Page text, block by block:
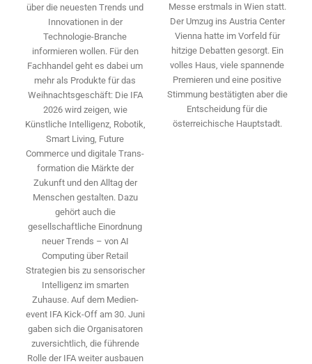
über die neuesten Trends und
Innovationen in der
Technologie-­Branche
informieren wollen. Für den
Fachhandel geht es dabei um
mehr als Produkte für das
Weihnachtsgeschäft: Die IFA
2026 wird ­zeigen, wie
Künstliche Intelligenz, Robotik,
Smart Living, Future
Commerce und digitale Trans­
formation die Märkte der
Zukunft und den Alltag der
Menschen gestalten. Dazu
gehört auch die
gesellschaftliche Einordnung
neuer Trends – von AI
Computing über Retail
Strategien bis zu sensorischer
Intelligenz im smarten
Zuhause. Auf dem Medien­
event IFA Kick-Off am 30. Juni
gaben sich die Organisatoren
zuversichtlich, die führende
Rolle der IFA weiter ausbauen
Messe erstmals in Wien statt.
Der Umzug ins Austria Center
Vienna hatte im Vorfeld für
hitzige Debatten gesorgt. Ein
volles Haus, viele spannende
Premieren und eine positive
Stimmung bestätigten aber die
Entscheidung für die
österreichische Hauptstadt.